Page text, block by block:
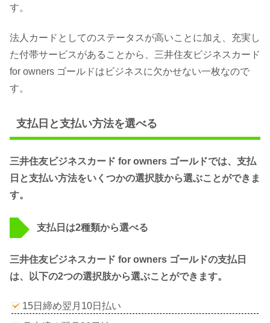
す。
法人カードとしてのステータスが高いことに加え、充実し
た付帯サービスがあることから、三井住友ビジネスカード
for owners ゴールドはビジネスに欠かせない一枚なので
す。
支払日と支払い方法を選べる
三井住友ビジネスカード for owners ゴールドでは、支払
日と支払い方法をいくつかの選択肢から選ぶことができま
す。
支払日は2種類から選べる
三井住友ビジネスカード for owners ゴールドの支払日
は、以下の2つの選択肢から選ぶことができます。
15日締め翌月10日払い